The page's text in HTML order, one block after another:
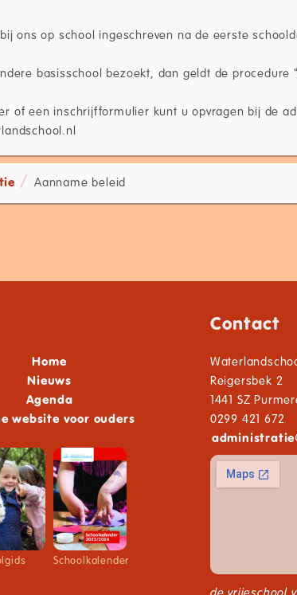
ons op school ingeschreven na de eerste
basisschool bezoekt, dan geldt de procedure
of een inschrijfformulier kunt u opvragen bij de
Aanname beleid
Home
Nieuws
Agenda
website voor ouders
Schoolkalender
Contact
Reigersbek 2
1441 SZ
0299 421 672
administratie
de vrijeschool